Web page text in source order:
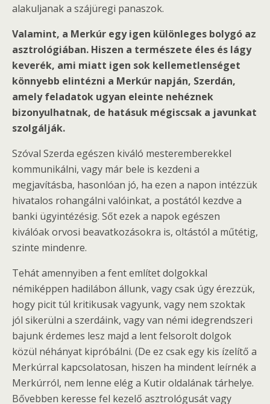
alakuljanak a szájüregi panaszok.
Valamint, a Merkúr egy igen különleges bolygó az
asztrológiában. Hiszen a természete éles és lágy
keverék, ami miatt igen sok kellemetlenséget
könnyebb elintézni a Merkúr napján, Szerdán,
amely feladatok ugyan eleinte nehéznek
bizonyulhatnak, de hatásuk mégiscsak a javunkat
szolgálják.
Szóval Szerda egészen kiváló mesteremberekkel
kommunikálni, vagy már bele is kezdeni a
megjavításba, hasonlóan jó, ha ezen a napon intézzük
hivatalos rohangálni valóinkat, a postától kezdve a
banki ügyintézésig. Sőt ezek a napok egészen
kiválóak orvosi beavatkozásokra is, oltástól a műtétig,
szinte mindenre.
Tehát amennyiben a fent említet dolgokkal
némiképpen hadilábon állunk, vagy csak úgy érezzük,
hogy picit túl kritikusak vagyunk, vagy nem szoktak
jól sikerülni a szerdáink, vagy van némi idegrendszeri
bajunk érdemes lesz majd a lent felsorolt dolgok
közül néhányat kipróbálni. (De ez csak egy kis ízelítő a
Merkúrral kapcsolatosan, hiszen ha mindent leírnék a
Merkúrról, nem lenne elég a Kutir oldalának tárhelye.
Bővebben keresse fel kezelő asztrológusát vagy